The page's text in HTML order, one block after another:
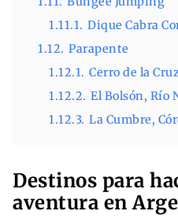
1.11.1. Dique Cabra
1.12. Parapente
1.12.1. Cerro de la
1.12.2. El Bolsón, Río
1.12.3. La Cumbre,
Destinos para
aventura en